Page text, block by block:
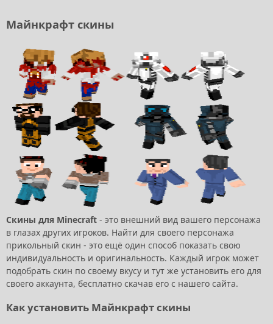
Майнкрафт скины
Скины для Minecraft - это внешний вид вашего персонажа
в глазах других игроков. Найти для своего персонажа
прикольный скин - это ещё один способ показать свою
индивидуальность и оригинальность. Каждый игрок может
подобрать скин по своему вкусу и тут же установить его для
своего аккаунта, бесплатно скачав его с нашего сайта.
Как установить Майнкрафт скины